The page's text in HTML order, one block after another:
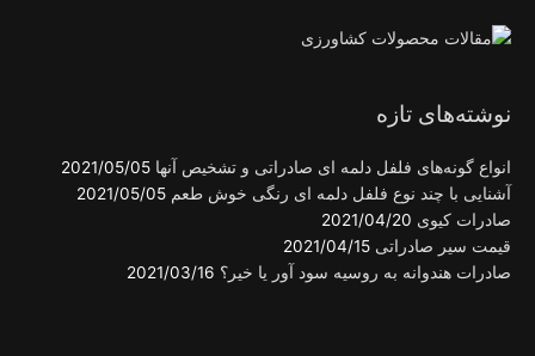
نوشته‌های تازه
انواع گونه‌های فلفل دلمه ای صادراتی و تشخیص آنها 2021/05/05
آشنایی با چند نوع فلفل دلمه ای رنگی خوش طعم 2021/05/05
صادرات کیوی 2021/04/20
قیمت سیر صادراتی 2021/04/15
صادرات هندوانه به روسیه سود آور یا خیر؟ 2021/03/16